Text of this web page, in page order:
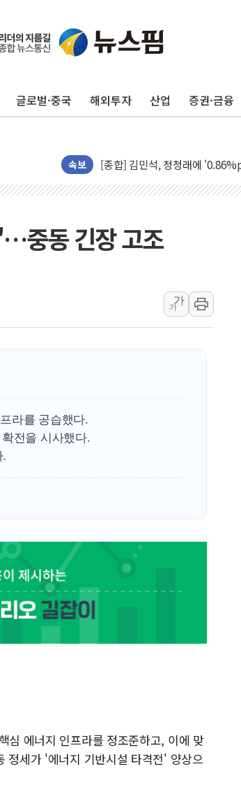
글로벌·중국 해외투자 산업 증권·금융
속보
포항시 재난예산 40억 긴급 투
[종합] 김민석, 정청래에
인천 합동연설회 나선 송영길·
인사하는 김민석 당대표 후보
[속보] 민주, 제주·인천 경선 결
[속보] 민주, 제주 경선 결과 발
이번주 국내 주요 금융일정
美, 이란전 출구전략 만지작…공
강릉·동해·삼척 시간당 최대 50
추미애, '위안부' 피해자 기림
인천 선재도 갯벌서 해루질 중
인천서 말다툼 중 어머니 흉기
'화합' 꺼낸 김민석에 '뻔뻔' 받
중동 긴장 고조
가
가
라를 공습했다.
전을 시사했다.
.
심 에너지 인프라를 정조준하고, 이에 맞
정세가 '에너지 기반시설 타격전' 양상으